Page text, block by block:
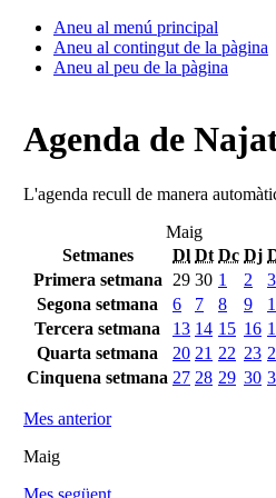
Aneu al menú principal
Aneu al contingut de la pàgina
Aneu al peu de la pàgina
Agenda de
L'agenda recull de manera
Maig
Setmanes
Dl Dt Dc Dj
Primera setmana
29 30 1 2 3
Segona setmana
6 7 8 9
Tercera setmana
13 14 15 16
Quarta setmana
20 21 22 23
Cinquena setmana 27 28 29 30
Mes anterior
Maig
Mes següent